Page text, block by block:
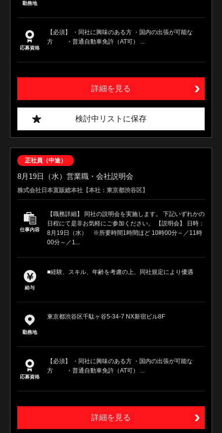
勤務地
応募資格
【必須】 ・同社に興味のある方 ・国内の出張が可能な
方 ・普通自動車免許（AT可） ...
詳細を見る
検討中リストに保存
正社員（中途）
8月19日（水）営業職・会社説明会
株式会社日本直販総本社【本社：東京都渋谷区】
仕事内容
【職務詳細】 同社の説明会を実施します。 下記いずれかの
日程にて是非お気軽にご参加ください。 【説明会】 日時：
8月19日（水） ※所要時間1時間ほど 10時00分～／11時
00分～／1...
給与
■経験、スキル、年齢を考慮の上、同社規定により優遇
勤務地
東京都渋谷区千駄ヶ谷5-34-7 NX新宿ビル8F
応募資格
【必須】 ・同社に興味のある方 ・国内の出張が可能な
方 ・普通自動車免許（AT可） ...
詳細を見る